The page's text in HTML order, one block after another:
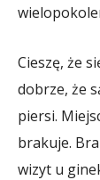
Cieszę, że
dobrze, że
piersi.
brakuje.
wizyt u